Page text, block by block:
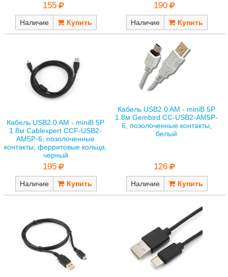
155
Наличие
190
Наличие
Кабель USB2.0 AM - miniB 5P
1.8м Cablexpert CCF-USB2-
AM5P-6, позолоченные
контакты, ферритовые кольца,
черный
195
Наличие
Кабель USB2.0 AM - miniB 5P
1.8м Gembird CC-USB2-AM5P-
6, позолоченные контакты,
белый
126
Наличие